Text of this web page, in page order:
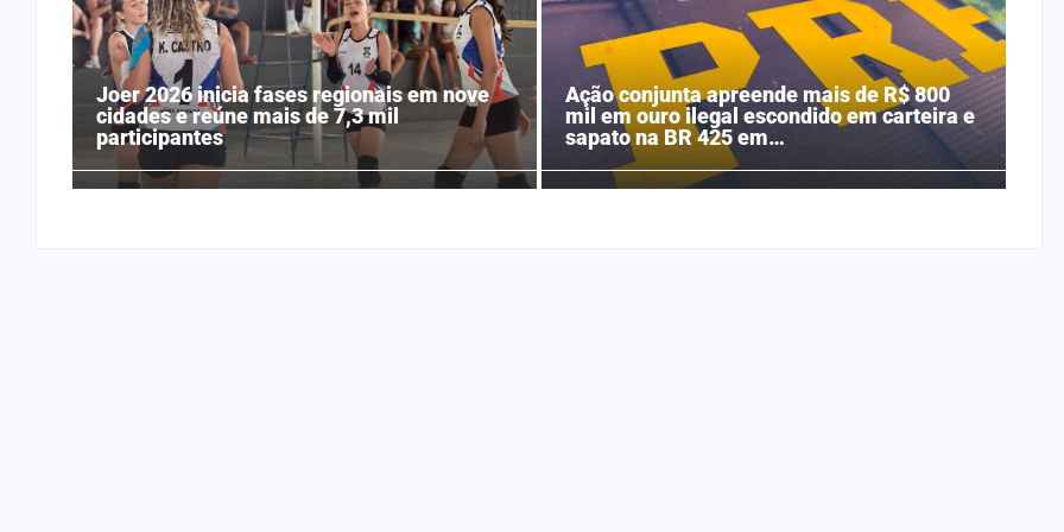
Joer 2026 inicia fases regionais em nove
cidades e reúne mais de 7,3 mil
participantes
Ação conjunta apreende mais de R$ 800
mil em ouro ilegal escondido em carteira e
sapato na BR 425 em…